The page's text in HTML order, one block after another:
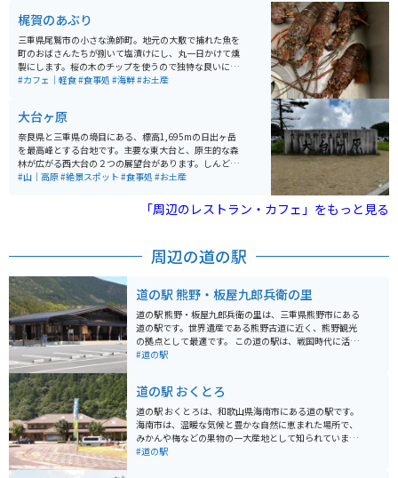
ートや多目的グラウンド、バーベキューハウス、炊事棟
など、様々な設備が整っており、スポーツ合宿や研修に
も利用されています。温泉施設「きなりの湯」では、疲
れを癒すことができ、自然に囲まれた環境でリフレッシ
ュできます。春には下北山村主催のさくら祭りが開催さ
れており、敷地内の桜が満開になると、関西一とも思わ
梶賀のあぶり
三重県尾鷲市の小さな漁師町。地元の大敷で捕れた魚を
町のおばさんたちが捌いて塩漬けにし、丸一日かけて燻
製にします。桜の木のチップを使うので独特な良いにお
いがして食欲を誘います。ビールのおつまみにも最高で
#カフェ｜軽食#食事処 #海鮮#お土産
大台ヶ原
奈良県と三重県の境目にある、標高1,695mの日出ヶ岳
を最高峰とする台地です。主要な東大台と、原生的な森
林が広がる西大台の２つの展望台があります。しんどす
ぎないハイキングコースと、整備された地面で誰でも気
シーズンには、ワインレッド色に染まったシロヤシロが
一面に広がり絶景です。日出ヶ岳の展望台から360度パ
イの終点にある大台ケ原ビジターセンターには食堂、お
用意されています。
#山｜高原#絶景スポット #食事処 #お土産
「周辺のレストラン・カフェ」をもっと見る
周辺の道の駅
道の駅 熊野・板屋九郎兵衛の里
道の駅 熊野・板屋九郎兵衛の里は、三重県熊野市にある
道の駅です。世界遺産である熊野古道に近く、熊野観光
の拠点として最適です。 この道の駅は、戦国時代に活躍
した武将・真田幸村（幼名：源次郎）の父、真田昌幸に
わる資料を展示した「板屋九郎兵衛之家」や、地元の特
産品を販売するショップ、レストランなどがあります。
熊野灘を望む絶景スポットとしても知られており、特に
夕暮れ時には美しい夕日を見ることができます。 バイク
で訪れる場合、道の駅には広い駐車場が完備されている
#道の駅
道の駅 おくとろ
道の駅 おくとろは、和歌山県海南市にある道の駅です。
海南市は、温暖な気候と豊かな自然に恵まれた場所で、
みかんや梅などの果物の一大産地として知られていま
す。 道の駅 おくとろでは、地元の新鮮な農産物をはじ
#道の駅